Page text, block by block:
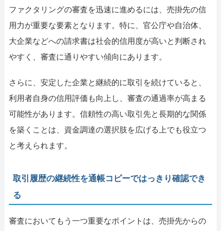
ファクタリングの審査を迅速に進めるには、売掛先の信
用力が重要な要素となります。特に、官公庁や自治体、
大企業などへの請求書は社会的信用度が高いと判断され
やすく、審査に通りやすい傾向にあります。
さらに、安定した企業と継続的に取引を続けていると、
利用者自身の信用評価も向上し、審査の通過率が高まる
可能性があります。信頼性の高い取引先と長期的な関係
を築くことは、資金調達の選択肢を広げる上でも役立つ
と考えられます。
取引履歴の継続性を通帳コピーではっきり確認でき
る
審査においてもう一つ重要なポイントは、売掛先からの